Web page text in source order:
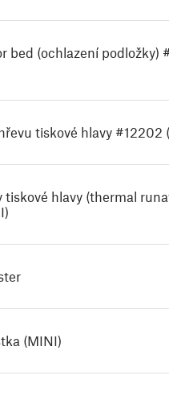
bed (ochlazení podložky)
tiskové hlavy #12202
hlavy (thermal
(MINI)